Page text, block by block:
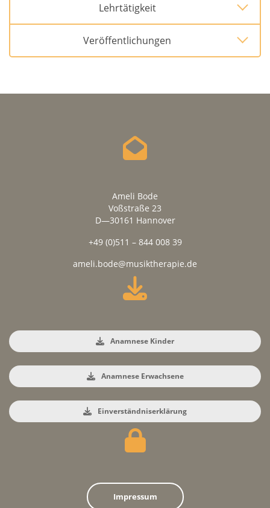
Lehrtätigkeit
Veröffentlichungen
Ameli Bode
Voßstraße 23
D—30161 Hannover
+49 (0)511 – 844 008 39
ameli.bode@musiktherapie.de
Anamnese Kinder
Anamnese Erwachsene
Einverständniserklärung
Impressum